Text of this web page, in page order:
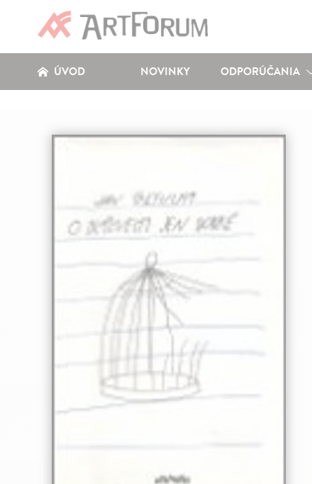
ÚVOD NOVINKY ODPORÚČANIA